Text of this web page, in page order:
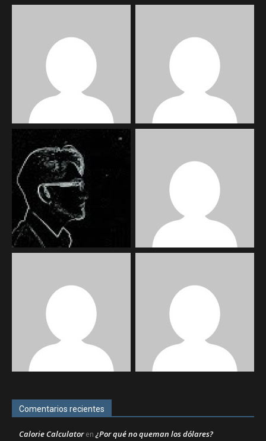
Comentarios recientes
Calorie Calculatoren¿Por qué no queman los dólares?